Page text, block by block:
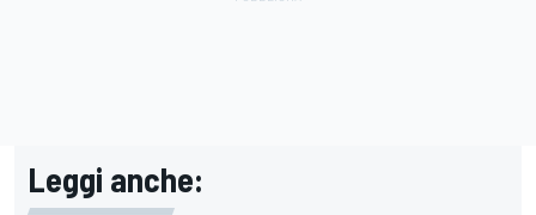
Leggi anche: